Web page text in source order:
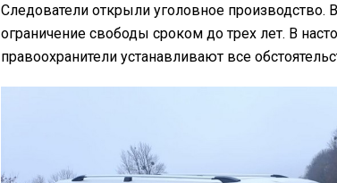
Следователи открыли уголовное производство.
ограничение свободы сроком до трех лет. В
правоохранители устанавливают все